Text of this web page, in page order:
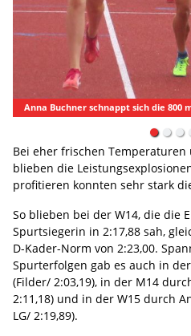
Anna Buchner schnappt sich die 800
Bei eher frischen
blieben die
profitieren konnten sehr stark
So blieben bei der W14, die die
Spurtsiegerin in 2:17,88 sah,
D-Kader-Norm von 2:23,00.
Spurterfolgen gab es auch in
(Filder/ 2:03,19), in der M14
2:11,18) und in der W15 durch
LG/ 2:19,89).